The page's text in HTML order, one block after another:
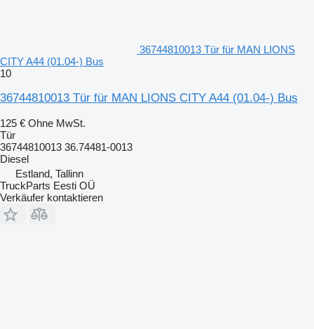
36744810013 Tür für MAN LIONS
CITY A44 (01.04-) Bus
10
36744810013 Tür für MAN LIONS CITY A44 (01.04-) Bus
125 € Ohne MwSt.
Tür
36744810013 36.74481-0013
Diesel
Estland, Tallinn
TruckParts Eesti OÜ
Verkäufer kontaktieren